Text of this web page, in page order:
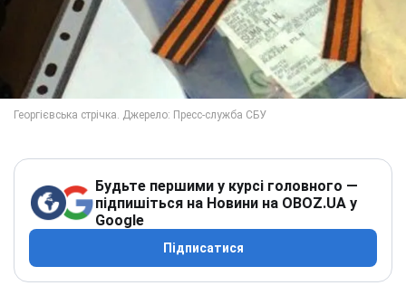
Будьте першими у курсі головного —
підпишіться на Новини на OBOZ.UA у
Google
Підписатися